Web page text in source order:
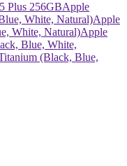
Plus 256GBApple
White, Natural)Apple
White, Natural)Apple
Blue, White,
(Black, Blue,